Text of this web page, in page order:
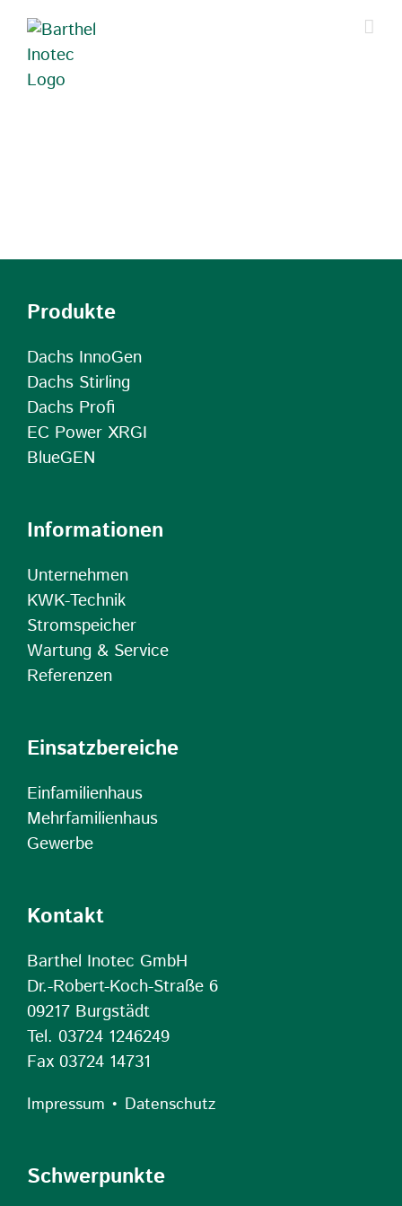
Inhalt
springen
Produkte
Dachs InnoGen
Dachs Stirling
Dachs Profi
EC Power XRGI
BlueGEN
Informationen
Unternehmen
KWK-Technik
Stromspeicher
Wartung & Service
Referenzen
Einsatzbereiche
Einfamilienhaus
Mehrfamilienhaus
Gewerbe
Kontakt
Barthel Inotec GmbH
Dr.-Robert-Koch-Straße 6
09217 Burgstädt
Tel. 03724 1246249
Fax 03724 14731
Impressum • Datenschutz
Schwerpunkte